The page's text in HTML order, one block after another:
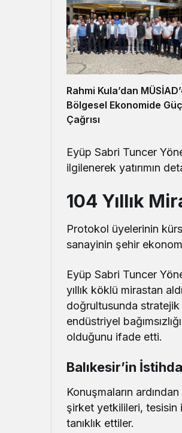
Rahmi Kula’dan
Bölgesel Ekonomide
Çağrısı
Eyüp Sabri Tuncer
ilgilenerek yatırımın
104 Yıllık
Protokol üyelerinin
sanayinin şehir
Eyüp Sabri Tuncer
yıllık köklü mirastan
doğrultusunda stratejik
endüstriyel
olduğunu ifade etti.
Balıkesir’in
Konuşmaların
şirket yetkilileri, tesisin
tanıklık ettiler.